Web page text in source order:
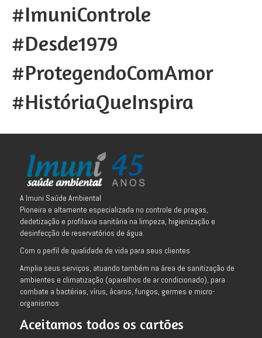
#ImuniControle
#Desde1979
#ProtegendoComAmor
#HistóriaQueInspira
A Imuni Saúde Ambiental
Pioneira e altamente especializada no controle de pragas,
dedetização e profilaxia sanitária na limpeza, higienização e
desinfecção de reservatórios de água.
Com o perfil de qualidade de vida para seus clientes
Amplia seus serviços, atuando também na área de sanitização de
ambientes e climatização (aparelhos de ar condicionado), para
combate a bactérias, vírus, ácaros, fungos, germes e micro-
organismos
Aceitamos todos os cartões